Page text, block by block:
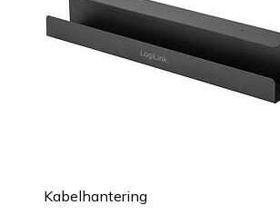
Kabelhantering